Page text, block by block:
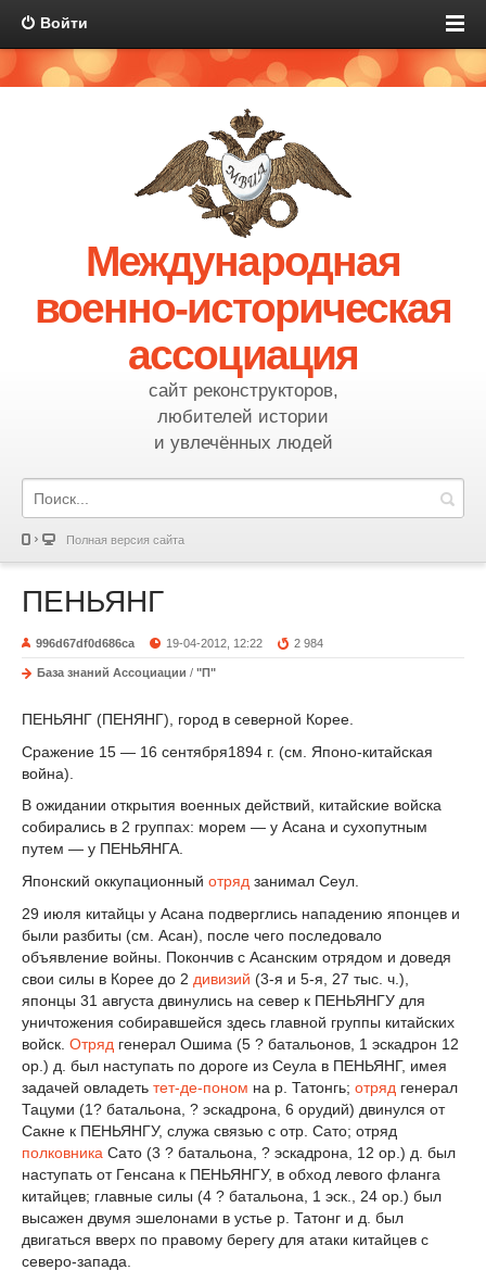
Войти
Международная
военно-историческая
ассоциация
сайт реконструкторов,
любителей истории
и увлечённых людей
Полная версия сайта
ПЕНЬЯНГ
996d67df0d686ca 19-04-2012, 12:22 2 984
База знаний Ассоциации / "П"
ПЕНЬЯНГ (ПЕНЯНГ), город в северной Корее.
Сражение 15 — 16 сентября1894 г. (см. Японо-китайская
война).
В ожидании открытия военных действий, китайские войска
собирались в 2 группах: морем — у Асана и сухопутным
путем — у ПЕНЬЯНГА.
Японский оккупационный отряд занимал Сеул.
29 июля китайцы у Асана подверглись нападению японцев и
были разбиты (см. Асан), после чего последовало
объявление войны. Покончив с Асанским отрядом и доведя
свои силы в Корее до 2 дивизий (3-я и 5-я, 27 тыс. ч.),
японцы 31 августа двинулись на север к ПЕНЬЯНГУ для
уничтожения собиравшейся здесь главной группы китайских
войск. Отряд генерал Ошима (5 ? батальонов, 1 эскадрон 12
ор.) д. был наступать по дороге из Сеула в ПЕНЬЯНГ, имея
задачей овладеть тет-де-поном на р. Татонгь; отряд генерал
Тацуми (1? батальона, ? эскадрона, 6 орудий) двинулся от
Сакне к ПЕНЬЯНГУ, служа связью с отр. Сато; отряд
полковника Сато (3 ? батальона, ? эскадрона, 12 ор.) д. был
наступать от Генсана к ПЕНЬЯНГУ, в обход левого фланга
китайцев; главные силы (4 ? батальона, 1 эск., 24 ор.) был
высажен двумя эшелонами в устье р. Татонг и д. был
двигаться вверх по правому берегу для атаки китайцев с
северо-запада.